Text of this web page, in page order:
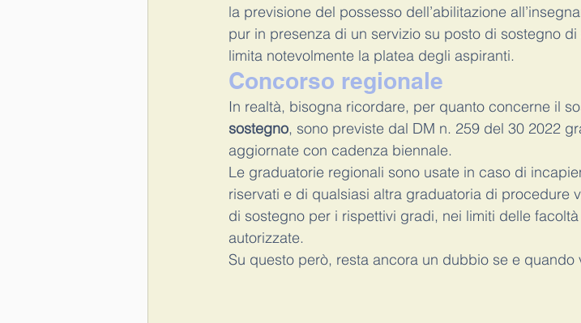
la previsione del possesso dell’abilitazione
pur in presenza di un servizio su posto di sostegno
limita notevolmente la platea degli aspiranti.
Concorso regionale
In realtà, bisogna ricordare, per quanto concerne il
sostegno, sono previste dal DM n. 259 del 30 2022
aggiornate con cadenza biennale.
Le graduatorie regionali sono usate in caso di
riservati e di qualsiasi altra graduatoria di procedure
di sostegno per i rispettivi gradi, nei limiti delle
autorizzate.
Su questo però, resta ancora un dubbio se e